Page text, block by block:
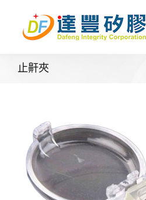
content
止鼾夾